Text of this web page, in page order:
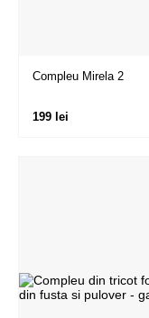
Compleu Mirela 2
199 lei